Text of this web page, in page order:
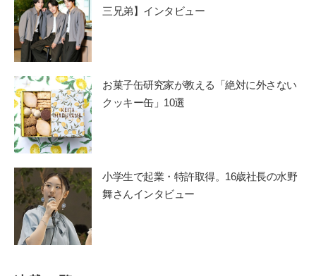
三兄弟】インタビュー
お菓子缶研究家が教える「絶対に外さない
クッキー缶」10選
小学生で起業・特許取得。16歳社長の水野
舞さんインタビュー